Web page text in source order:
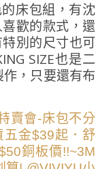
床包組，有沈
歡的款式，還
別的尺寸也可
SIZE也是二
，只要還有布